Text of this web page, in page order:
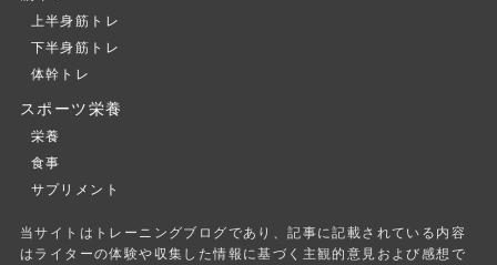
上半身筋トレ
下半身筋トレ
体幹トレ
スポーツ栄養
栄養
食事
サプリメント
当サイトはトレーニングブログであり、記事に記載されている内容
はライターの体験や収集した情報に基づく主観的意見および感想で